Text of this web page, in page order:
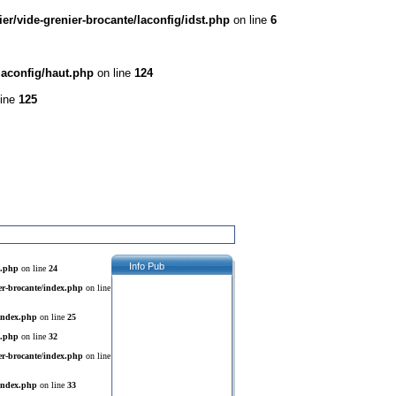
vide-grenier-brocante/laconfig/idst.php on line 6
haut.php on line 124
125
on line 24
brocante/index.phpon line
on line 25
on line 32
brocante/index.phpon line
on line 33
Info Pub